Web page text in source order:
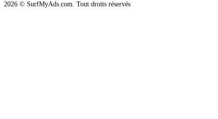
2026 © SurfMyAds.com. Tout droits réservés